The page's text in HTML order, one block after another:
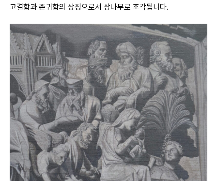
고결함과 존귀함의 상징으로서 삼나무로 조각됩니다.